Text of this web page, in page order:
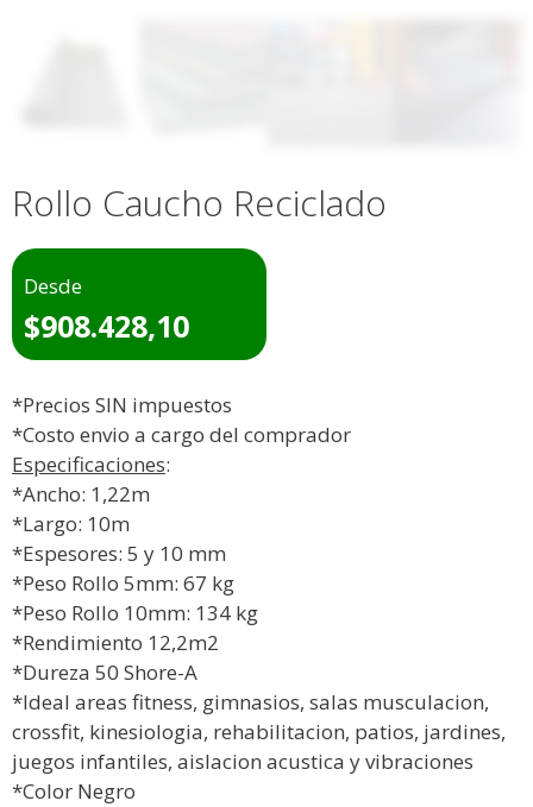
Rollo Caucho Reciclado
Desde
$908.428,10
*Precios SIN impuestos
*Costo envio a cargo del comprador
Especificaciones:
*Ancho: 1,22m
*Largo: 10m
*Espesores: 5 y 10 mm
*Peso Rollo 5mm: 67 kg
*Peso Rollo 10mm: 134 kg
*Rendimiento 12,2m2
*Dureza 50 Shore-A
*Ideal areas fitness, gimnasios, salas musculacion,
crossfit, kinesiologia, rehabilitacion, patios, jardines,
juegos infantiles, aislacion acustica y vibraciones
*Color Negro